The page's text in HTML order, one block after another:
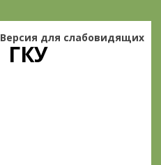
ГКУ
Версия для слабовидящих